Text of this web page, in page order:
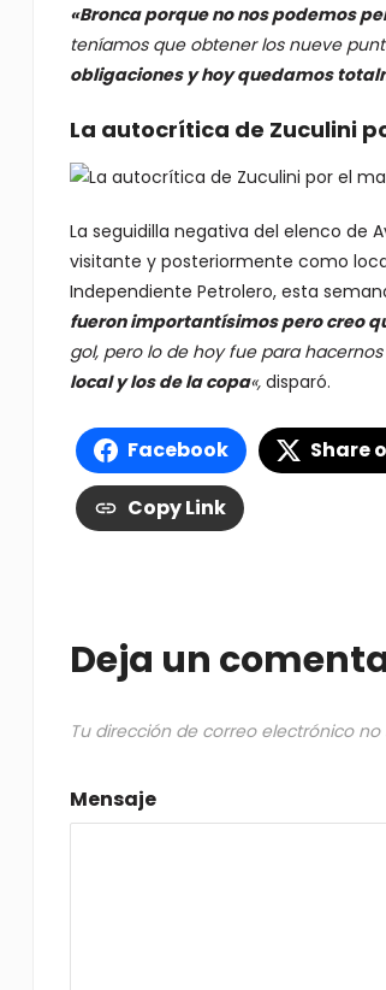
«Bronca porque no nos podemos
teníamos que obtener los nueve
obligaciones y hoy quedamos
La autocrítica de Zuculini
La seguidilla negativa del elenco de
visitante y posteriormente como
Independiente Petrolero, esta
fueron importantísimos pero creo
gol, pero lo de hoy fue para
local y los de la copa«,disparó.
Facebook Share
Copy Link
Deja un
Tu dirección de correo electrónico
Mensaje